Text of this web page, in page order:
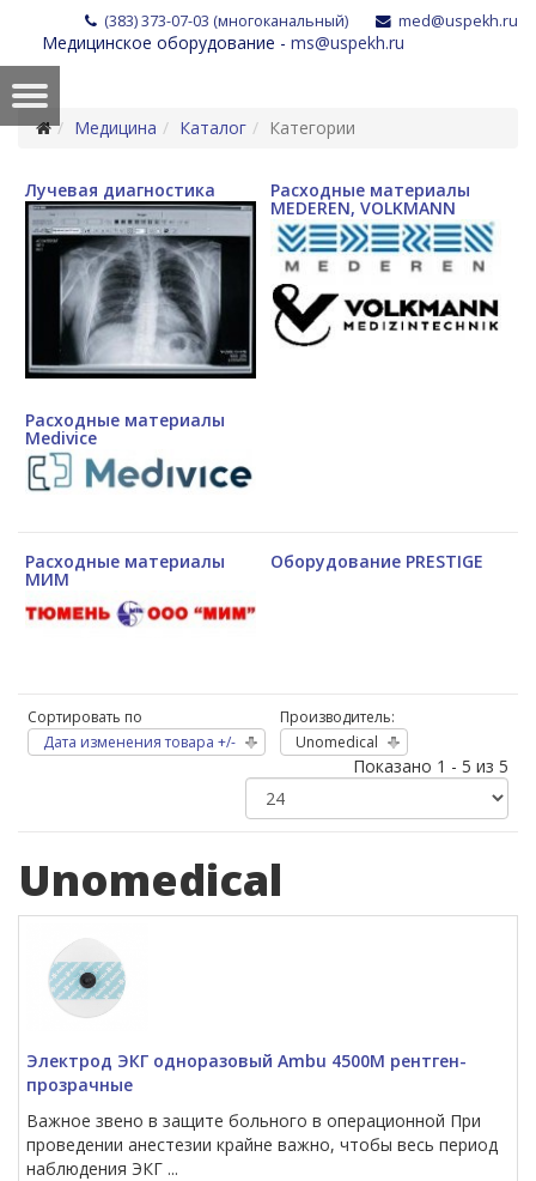
(383) 373-07-03 (многоканальный) med@uspekh.ru
Медицинское оборудование - ms@uspekh.ru
Медицина Каталог Категории
Лучевая диагностика Расходные материалы
MEDEREN, VOLKMANN
Расходные материалы
Medivice
Расходные материалы
МИМ
Оборудование PRESTIGE
Сортировать по
Дата изменения товара +/-
Производитель:
Unomedical
Показано 1 - 5 из 5
Unomedical
Электрод ЭКГ одноразовый Ambu 4500М рентген-
прозрачные
Важное звено в защите больного в операционной При
проведении анестезии крайне важно, чтобы весь период
наблюдения ЭКГ ...